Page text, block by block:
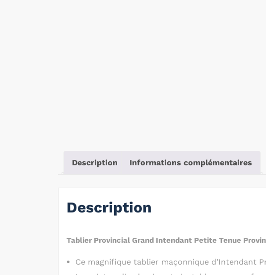
Description Informations complémentaires
Description
Tablier Provincial Grand Intendant Petite Tenue
Ce magnifique tablier maçonnique d’Intendant